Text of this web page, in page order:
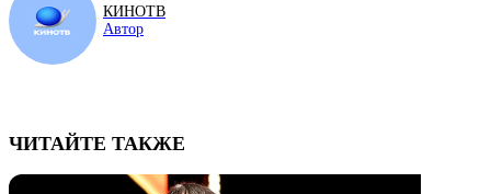
КИНОТВ
Автор
ЧИТАЙТЕ ТАКЖЕ